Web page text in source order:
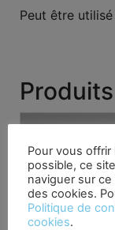
Peut être
Pour vous
possible, ce
naviguer sur
des cookies.
Politique de
cookies.